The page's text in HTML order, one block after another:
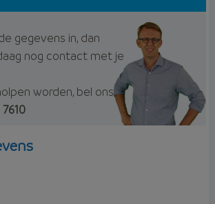
gegevens in, dan
nog contact met je
worden, bel ons